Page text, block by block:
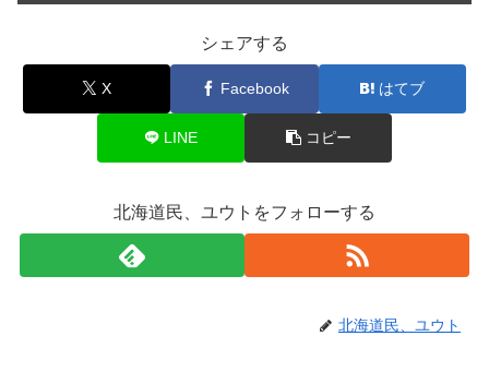
シェアする
X Facebook はてブ
LINE コピー
北海道民、ユウトをフォローする
北海道民、ユウト